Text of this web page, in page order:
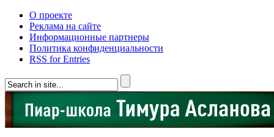
О проекте
Реклама на сайте
Информационные партнеры
Политика конфиденциальности
RSS for Entries